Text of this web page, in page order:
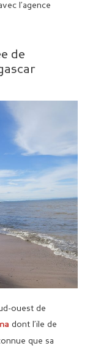
l’agence
de
ouest de
dont l’ile de
que sa